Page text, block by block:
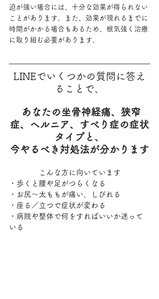
迫が強い場合には、十分な効果が得られない
ことがあります。また、効果が現れるまでに
時間がかかる場合もあるため、根気強く治療
に取り組む必要があります。
LINEでいくつかの質問に答え
ることで、
あなたの坐骨神経痛、狭窄
症、ヘルニア、すべり症の症状
タイプと、
今やるべき対処法が分かります
こんな方に向いています
・歩くと腰や足がつらくなる
・お尻〜太ももが痛い、しびれる
・座る／立つで症状が変わる
・病院や整体で何をすればいいか迷って
いる